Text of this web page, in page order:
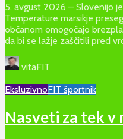
5. avgust 2026 – Slovenijo
Temperature marsikje
občanom omogočajo
da bi se lažje zaščitili pred
vitaFIT
EksluzivnoFIT športnik
Nasveti za tek v